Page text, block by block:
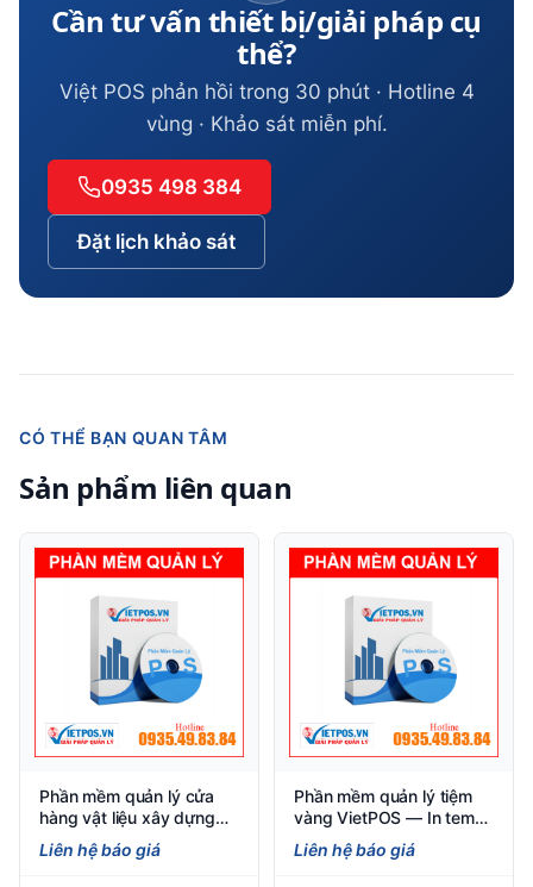
Cần tư vấn thiết bị/giải pháp cụ
thể?
Việt POS phản hồi trong 30 phút · Hotline 4
vùng · Khảo sát miễn phí.
0935 498 384
Đặt lịch khảo sát
CÓ THỂ BẠN QUAN TÂM
Sản phẩm liên quan
Phần mềm quản lý cửa
hàng vật liệu xây dựng
Việt POS
Liên hệ báo giá
Phần mềm quản lý tiệm
vàng VietPOS — In tem
chuẩn TT22, quản lý gia
công
Liên hệ báo giá